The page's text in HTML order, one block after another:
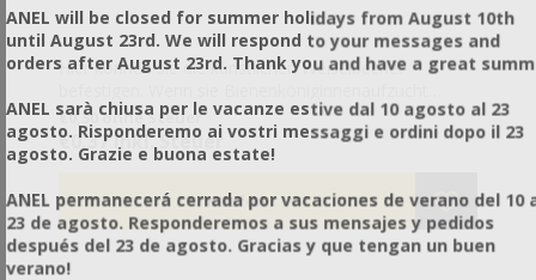
Hier können sie die künstlichen Weiselbecher
betreiben wollen, werden Sie sie nützlich finden, weil
sie auf den Königinnenzellenschutz ref.IZ65204
einrasten.
€0,30 ohne Steuer
€0,37 inkl. Steuer
ANEL will be closed for summer holidays from August 10th
until August 23rd. We will respond to your messages and
orders after August 23rd. Thank you and have a great
ANEL sarà chiusa per le vacanze estive dal 10 agosto al 23
agosto. Risponderemo ai vostri messaggi e ordini dopo il 23
agosto. Grazie e buona estate!
ANEL permanecerá cerrada por vacaciones de verano del 10
23 de agosto. Responderemos a sus mensajes y pedidos
después del 23 de agosto. Gracias y que tengan un buen
verano!